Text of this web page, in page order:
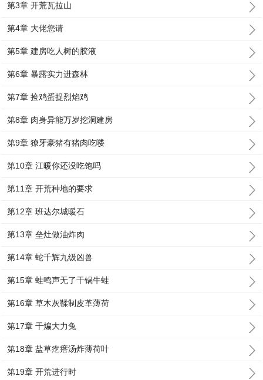
第3章 开荒瓦拉山
第4章 大佬您请
第5章 建房吃人树的胶液
第6章 暴露实力进森林
第7章 捡鸡蛋捉烈焰鸡
第8章 肉身异能万岁挖洞建房
第9章 獠牙豪猪有猪肉吃喽
第10章 江暖你还没吃饱吗
第11章 开荒种地的要求
第12章 班达尔城暖石
第13章 垒灶做油炸肉
第14章 蛇千辉九级凶兽
第15章 蛙鸣声无了干锅牛蛙
第16章 草木灰鞣制皮革薄荷
第17章 干煸大力兔
第18章 盐草疙瘩汤炸薄荷叶
第19章 开荒进行时